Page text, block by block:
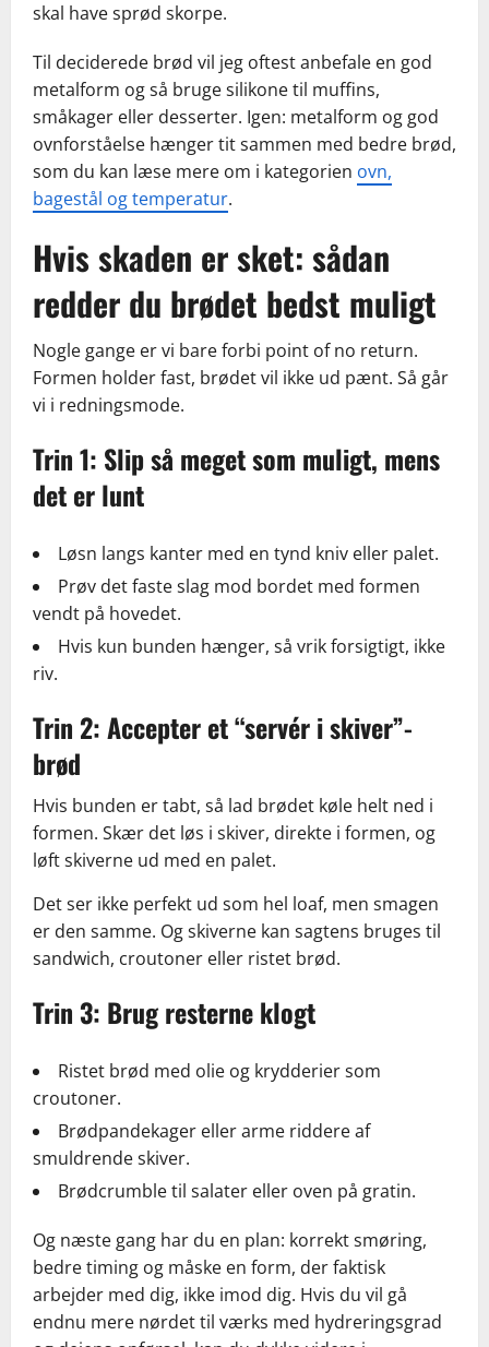
skal have sprød skorpe.
Til deciderede brød vil jeg oftest anbefale en god
metalform og så bruge silikone til muffins,
småkager eller desserter. Igen: metalform og god
ovnforståelse hænger tit sammen med bedre brød,
som du kan læse mere om i kategorien ovn,
bagestål og temperatur.
Hvis skaden er sket: sådan
redder du brødet bedst muligt
Nogle gange er vi bare forbi point of no return.
Formen holder fast, brødet vil ikke ud pænt. Så går
vi i redningsmode.
Trin 1: Slip så meget som muligt, mens
det er lunt
Løsn langs kanter med en tynd kniv eller palet.
Prøv det faste slag mod bordet med formen
vendt på hovedet.
Hvis kun bunden hænger, så vrik forsigtigt, ikke
riv.
Trin 2: Accepter et “servér i skiver”-
brød
Hvis bunden er tabt, så lad brødet køle helt ned i
formen. Skær det løs i skiver, direkte i formen, og
løft skiverne ud med en palet.
Det ser ikke perfekt ud som hel loaf, men smagen
er den samme. Og skiverne kan sagtens bruges til
sandwich, croutoner eller ristet brød.
Trin 3: Brug resterne klogt
Ristet brød med olie og krydderier som
croutoner.
Brødpandekager eller arme riddere af
smuldrende skiver.
Brødcrumble til salater eller oven på gratin.
Og næste gang har du en plan: korrekt smøring,
bedre timing og måske en form, der faktisk
arbejder med dig, ikke imod dig. Hvis du vil gå
endnu mere nørdet til værks med hydreringsgrad